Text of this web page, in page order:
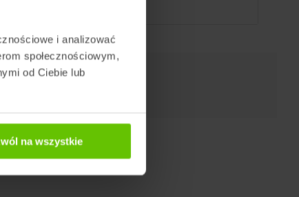
i analizować
społecznościowym,
od Ciebie lub
na wszystkie